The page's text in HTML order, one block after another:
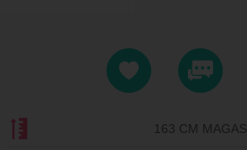
163 CM MAGAS